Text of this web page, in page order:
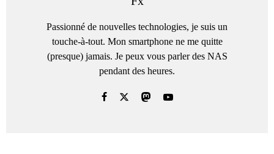
Passionné de nouvelles technologies, je suis un
touche-à-tout. Mon smartphone ne me quitte
(presque) jamais. Je peux vous parler des NAS
pendant des heures.